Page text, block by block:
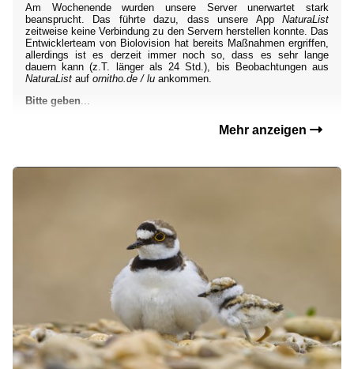
Am Wochenende wurden unsere Server unerwartet stark
beansprucht. Das führte dazu, dass unsere App NaturaList
zeitweise keine Verbindung zu den Servern herstellen konnte. Das
Entwicklerteam von Biolovision hat bereits Maßnahmen ergriffen,
allerdings ist es derzeit immer noch so, dass es sehr lange
dauern kann (z.T. länger als 24 Std.), bis Beobachtungen aus
NaturaList auf ornitho.de / lu ankommen.
Bitte geben
Mehr anzeigen